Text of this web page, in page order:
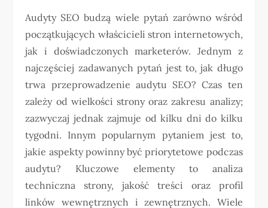
Audyty SEO budzą wiele pytań zarówno wśród
początkujących właścicieli stron internetowych,
jak i doświadczonych marketerów. Jednym z
najczęściej zadawanych pytań jest to, jak długo
trwa przeprowadzenie audytu SEO? Czas ten
zależy od wielkości strony oraz zakresu analizy;
zazwyczaj jednak zajmuje od kilku dni do kilku
tygodni. Innym popularnym pytaniem jest to,
jakie aspekty powinny być priorytetowe podczas
audytu? Kluczowe elementy to analiza
techniczna strony, jakość treści oraz profil
linków wewnętrznych i zewnętrznych. Wiele